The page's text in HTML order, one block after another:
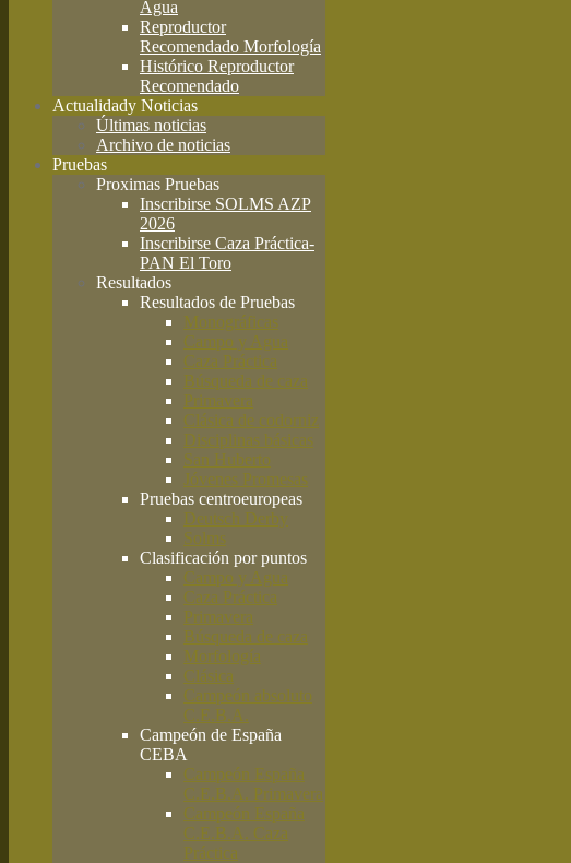
Agua
Reproductor
Recomendado Morfología
Histórico Reproductor
Recomendado
Actualidady Noticias
Últimas noticias
Archivo de noticias
Pruebas
Proximas Pruebas
Inscribirse SOLMS AZP
2026
Inscribirse Caza Práctica-
PAN El Toro
Resultados
Resultados de Pruebas
Monográficas
Campo y Agua
Caza Práctica
Búsqueda de caza
Primavera
Clásica de codorniz
Disciplinas básicas
San Huberto
Jóvenes Promesas
Pruebas centroeuropeas
Deutsch Derby
Solms
Clasificación por puntos
Campo y Agua
Caza Práctica
Primavera
Búsqueda de caza
Morfología
Clásica
Campeón absoluto
C.E.B.A.
Campeón de España
CEBA
Campeón España
C.E.B.A. Primavera
Campeón España
C.E.B.A. Caza
Práctica